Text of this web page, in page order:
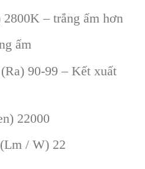
– trắng ấm hơn
ấm
90-99 – Kết xuất
22000
/ W) 22